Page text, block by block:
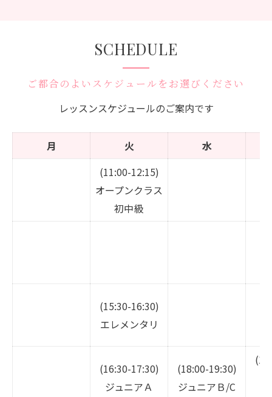
SCHEDULE
ご都合のよいスケジュールをお選びください
レッスンスケジュールのご案内です
月 火
水
(11:00-12:15)
オープンクラス
初中級
(15:30-16:30)
エレメンタリ
(16:30-17:30)
ジュニアＡ
(18:00-19:30)
ジュニアＢ/C